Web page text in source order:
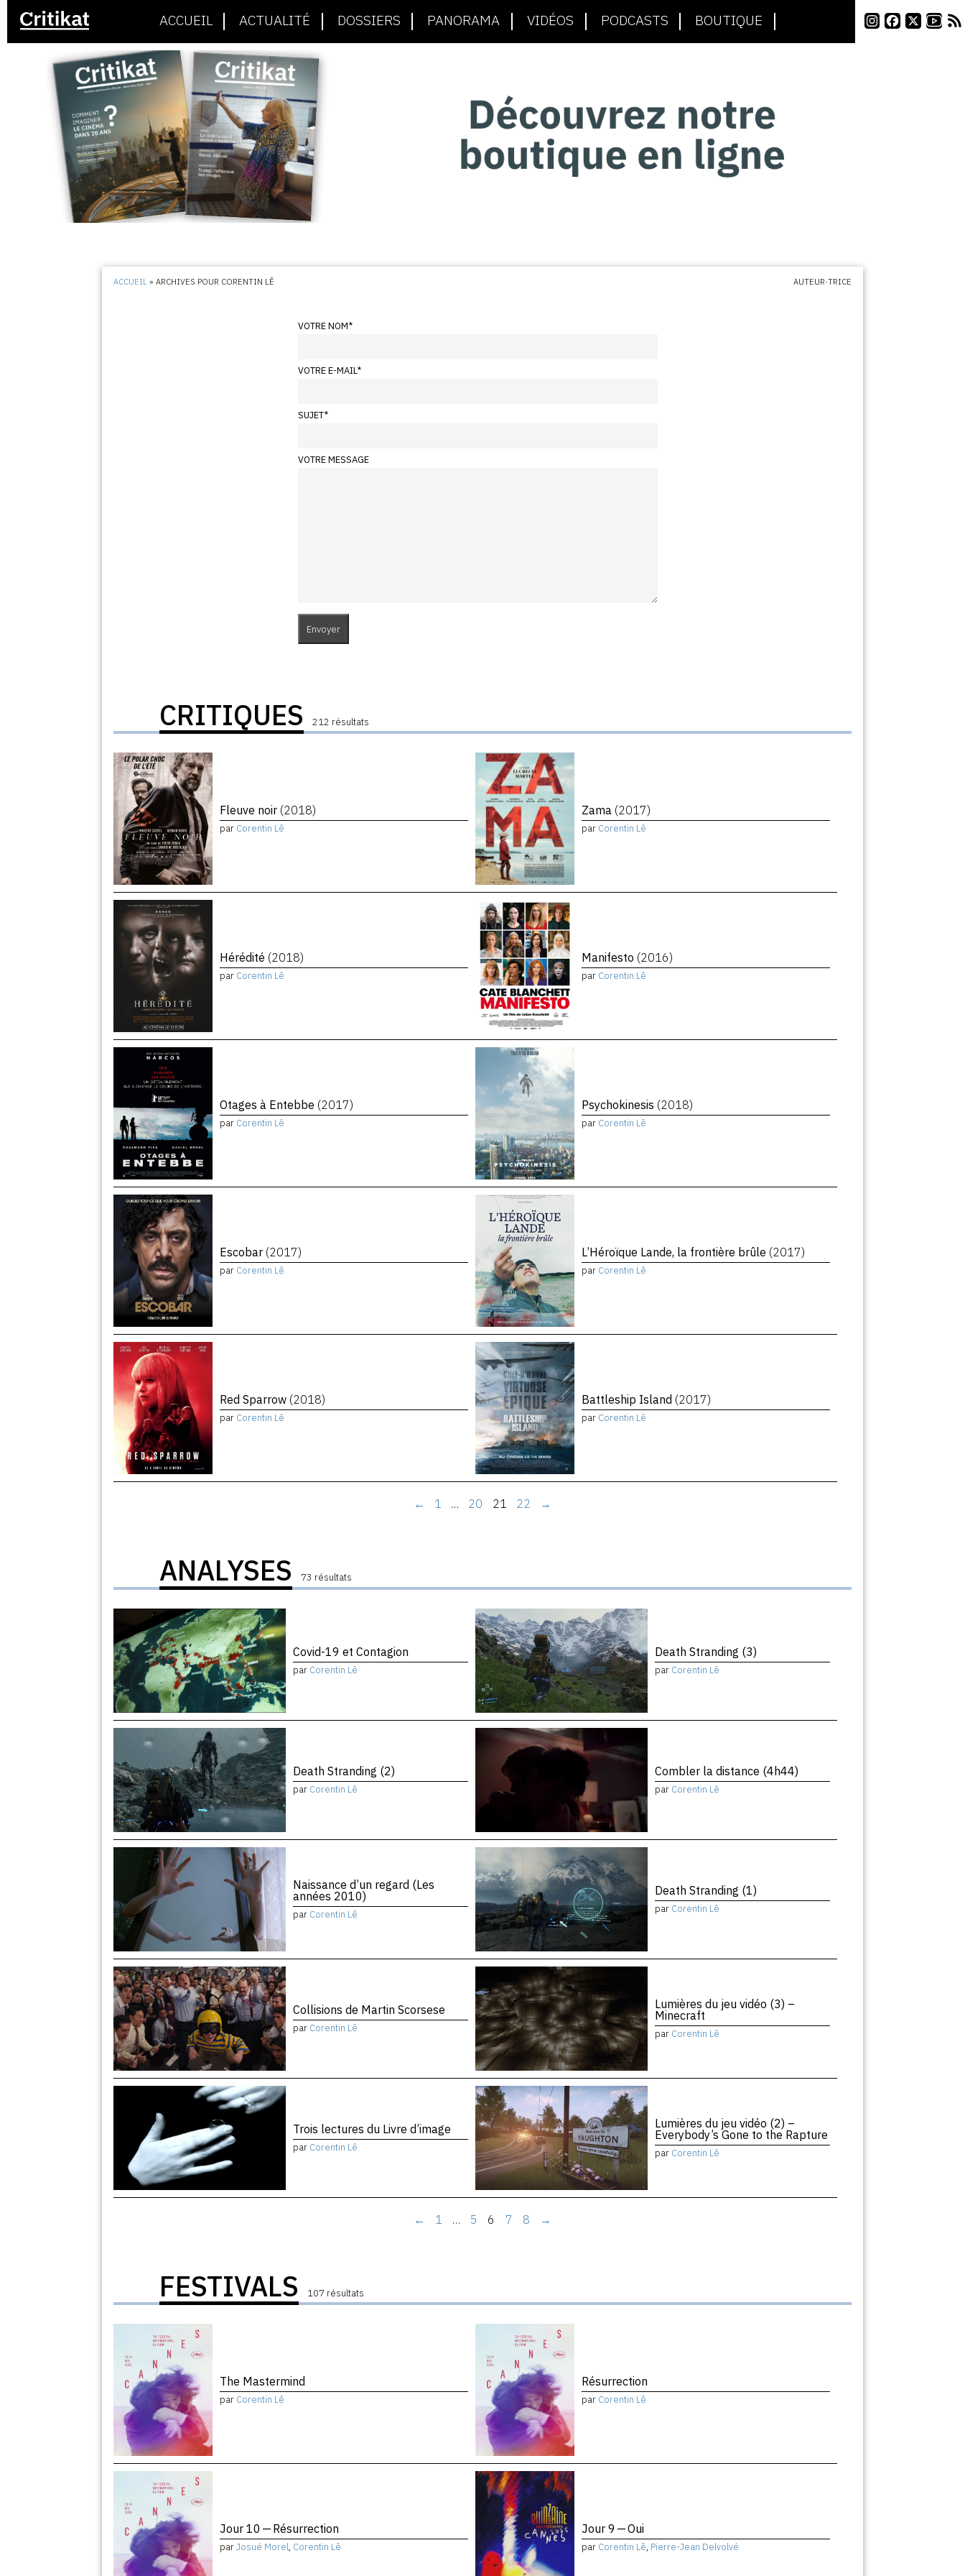
ACCUEIL ACTUALITÉ DOSSIERS PANORAMA VIDÉOS PODCASTS BOUTIQUE
ACCUEIL »ARCHIVES POUR CORENTIN LÊ AUTEUR·TRICE
VOTRE NOM*
VOTRE E-MAIL*
SUJET*
VOTRE MESSAGE
CRITIQUES 212 résultats
Fleuve noir (2018)
par Corentin Lê
Zama (2017)
par Corentin Lê
Hérédité (2018)
par Corentin Lê
Manifesto (2016)
par Corentin Lê
Otages à Entebbe (2017)
par Corentin Lê
Psychokinesis (2018)
par Corentin Lê
Escobar (2017)
par Corentin Lê
L’Héroïque Lande, la frontière brûle (2017)
par Corentin Lê
Red Sparrow (2018)
par Corentin Lê
Battleship Island (2017)
par Corentin Lê
← 1 … 20 21 22 →
ANALYSES 73 résultats
Covid-19 et Contagion
par Corentin Lê
Death Stranding (3)
par Corentin Lê
Death Stranding (2)
par Corentin Lê
Combler la distance (4h44)
par Corentin Lê
Naissance d’un regard (Les
années 2010)
par Corentin Lê
Death Stranding (1)
par Corentin Lê
Collisions de Martin Scorsese
par Corentin Lê
Lumières du jeu vidéo (3) –
Minecraft
par Corentin Lê
Trois lectures du Livre d’image
par Corentin Lê
Lumières du jeu vidéo (2) –
Everybody’s Gone to the Rapture
par Corentin Lê
← 1 … 5 6 7 8 →
FESTIVALS 107 résultats
The Mastermind
par Corentin Lê
Résurrection
par Corentin Lê
Jour 10 — Résurrection
parJosué Morel, Corentin Lê
Jour 9 — Oui
par Corentin Lê, Pierre-Jean Delvolvé